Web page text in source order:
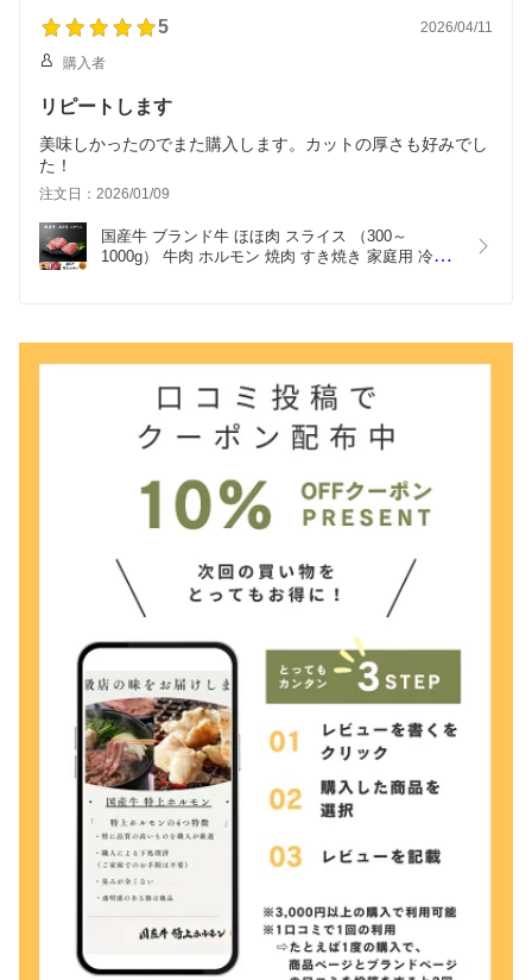
5 2026/04/11
購入者
リピートします
美味しかったのでまた購入します。カットの厚さも好みでし
た！
注文日：2026/01/09
国産牛 ブランド牛 ほほ肉 スライス （300～
1000g） 牛肉 ホルモン 焼肉 すき焼き 家庭用 冷凍